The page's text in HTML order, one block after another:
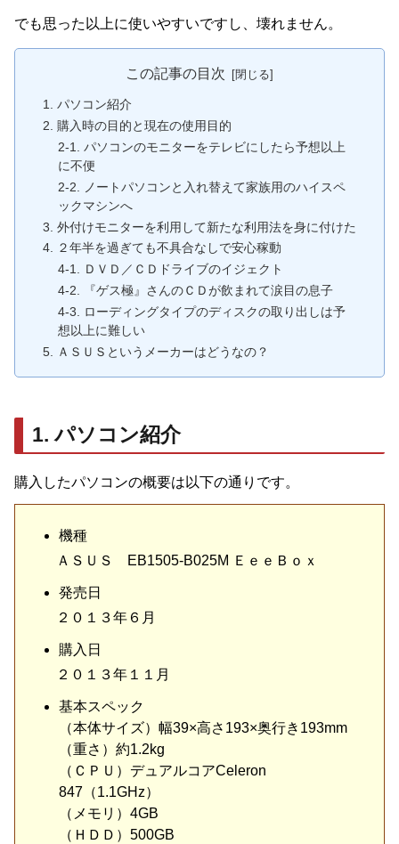
でも思った以上に使いやすいですし、壊れません。
この記事の目次
1. パソコン紹介
2. 購入時の目的と現在の使用目的
2-1. パソコンのモニターをテレビにしたら予想以上
に不便
2-2. ノートパソコンと入れ替えて家族用のハイスペ
ックマシンへ
3. 外付けモニターを利用して新たな利用法を身に付けた
4. ２年半を過ぎても不具合なしで安心稼動
4-1. ＤＶＤ／ＣＤドライブのイジェクト
4-2. 『ゲス極』さんのＣＤが飲まれて涙目の息子
4-3. ローディングタイプのディスクの取り出しは予
想以上に難しい
5. ＡＳＵＳというメーカーはどうなの？
1. パソコン紹介
購入したパソコンの概要は以下の通りです。
機種
ＡＳＵＳ EB1505-B025M ＥｅｅＢｏｘ
発売日
２０１３年６月
購入日
２０１３年１１月
基本スペック
（本体サイズ）幅39×高さ193×奥行き193mm
（重さ）約1.2kg
（ＣＰＵ）デュアルコアCeleron
847（1.1GHz）
（メモリ）4GB
（ＨＤＤ）500GB